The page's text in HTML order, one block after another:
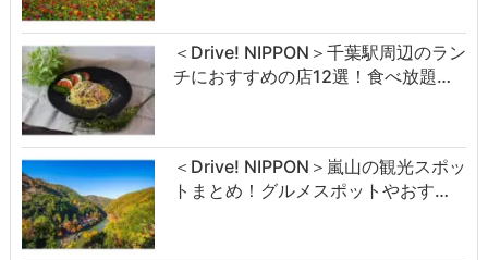
＜Drive! NIPPON＞千葉駅周辺のラン
チにおすすめの店12選！食べ放題…
＜Drive! NIPPON＞嵐山の観光スポッ
トまとめ！グルメスポットやおす…